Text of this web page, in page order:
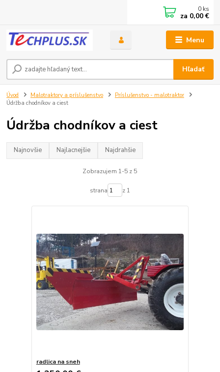
Menu
Hľadať
0 ks
za 0,00 €
Úvod Malotraktory a príslušenstvo
Príslušenstvo - malotraktor
Údržba chodníkov a ciest
Údržba chodníkov a ciest
Najnovšie Najlacnejšie Najdrahšie
Zobrazujem 1-5 z 5
strana z 1
radlica na sneh